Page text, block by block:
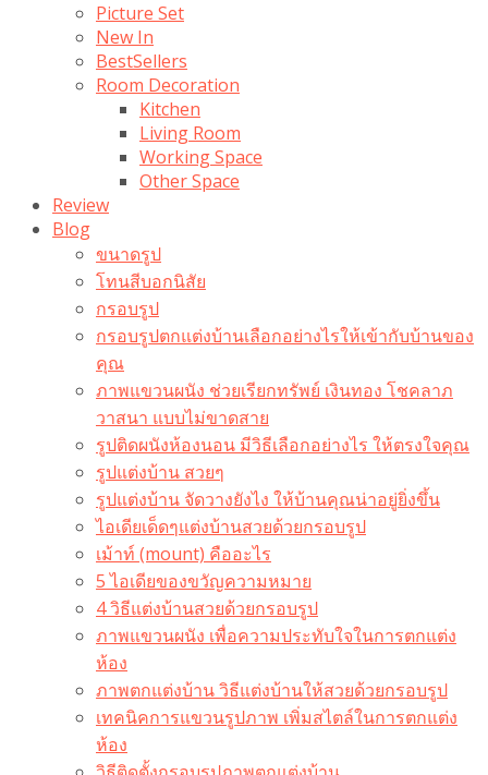
Picture Set
New In
BestSellers
Room Decoration
Kitchen
Living Room
Working Space
Other Space
Review
Blog
ขนาดรูป
โทนสีบอกนิสัย
กรอบรูป
กรอบรูปตกแต่งบ้านเลือกอย่างไรให้เข้ากับบ้านของ
คุณ
ภาพแขวนผนัง ช่วยเรียกทรัพย์ เงินทอง โชคลาภ
วาสนา แบบไม่ขาดสาย
รูปติดผนังห้องนอน มีวิธีเลือกอย่างไร ให้ตรงใจคุณ
รูปแต่งบ้าน สวยๆ
รูปแต่งบ้าน จัดวางยังไง ให้บ้านคุณน่าอยู่ยิ่งขึ้น
ไอเดียเด็ดๆแต่งบ้านสวยด้วยกรอบรูป
เม้าท์ (mount) คืออะไร​
5 ไอเดียของขวัญความหมาย
4 วิธีแต่งบ้านสวยด้วยกรอบรูป
ภาพแขวนผนัง เพื่อความประทับใจในการตกแต่ง
ห้อง
ภาพตกแต่งบ้าน วิธีแต่งบ้านให้สวยด้วยกรอบรูป
เทคนิคการแขวนรูปภาพ เพิ่มสไตล์ในการตกแต่ง
ห้อง